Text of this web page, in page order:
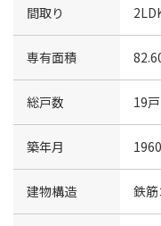
間取り
専有面積
総戸数 19戸
築年月
建物構造 鉄